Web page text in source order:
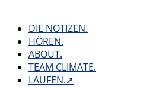
contentDIE NOTIZEN.
HÖREN.
ABOUT.
TEAM CLIMATE.
LAUFEN.➚